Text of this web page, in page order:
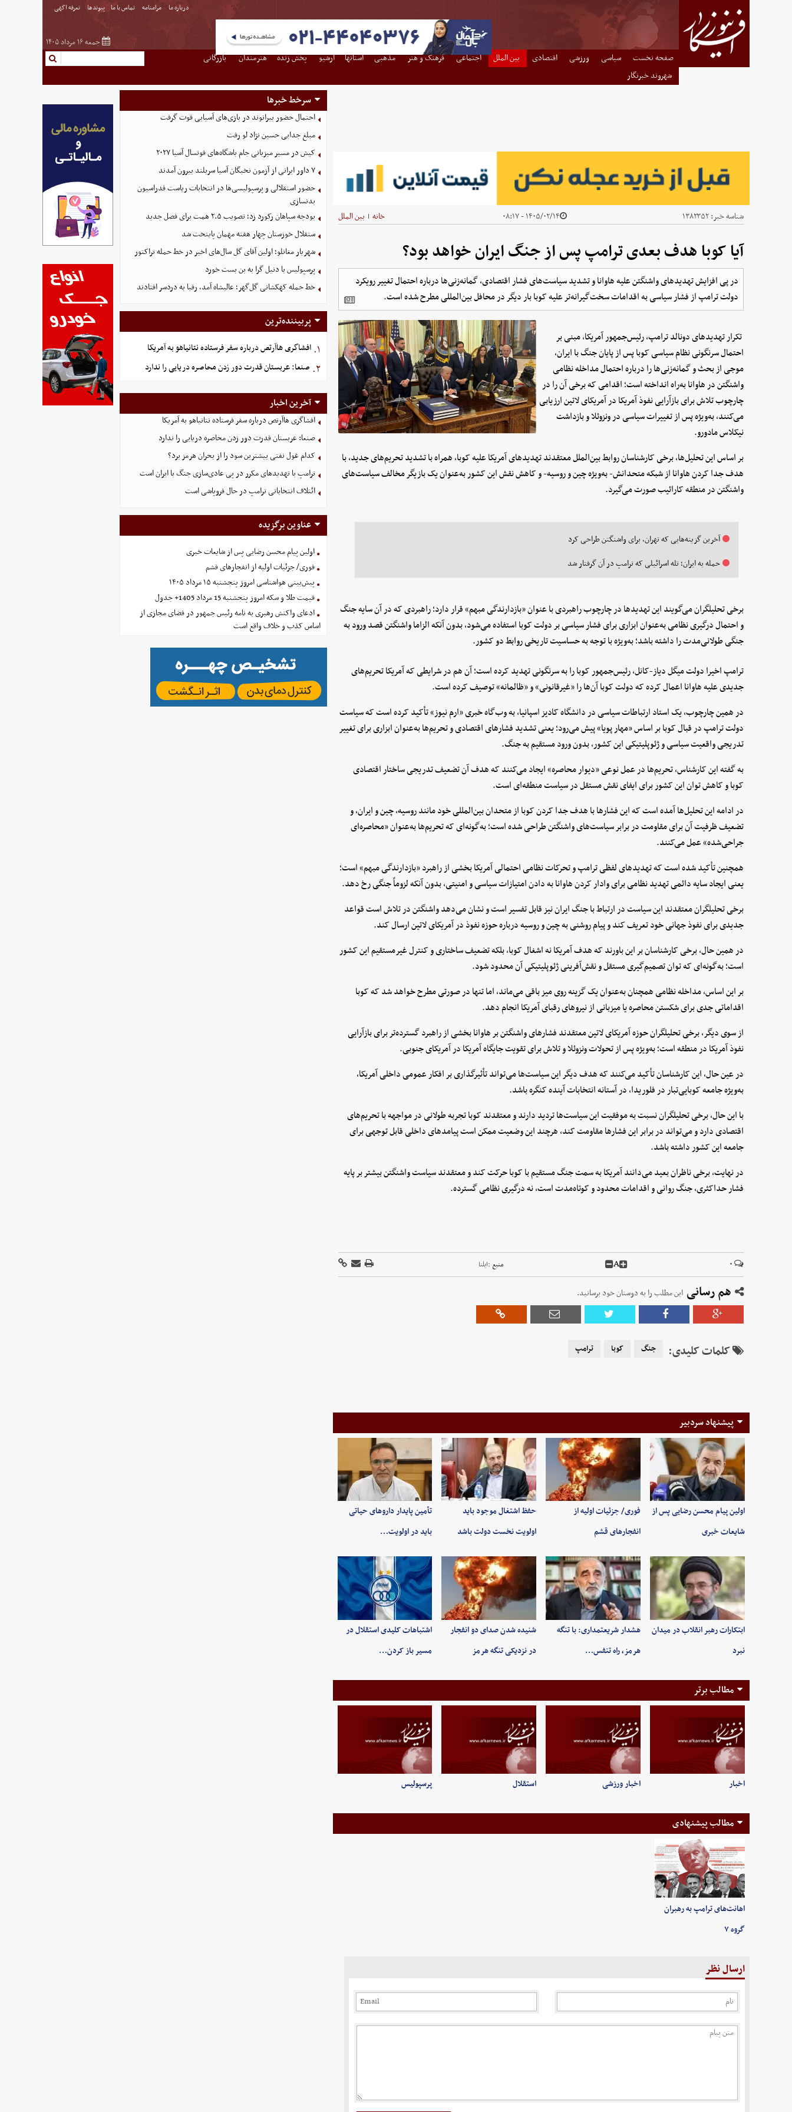
درباره ما مرامنامه تماس با ما پیوندها تعرفه اگهی
جمعه ۱۶ مرداد ۱۴۰۵
صفحه نخست سیاسی ورزشی اقتصادی بین الملل اجتماعی فرهنگ و هنر مذهبی استانها آرشیو پخش زنده هنرمندان
بازرگانی
شهروند خبرنگار
شناسه خبر:۱۳۸۲۳۵۲ ۱۴۰۵/۰۲/۱۴ - ۰۸:۱۷ خانه | بین الملل
آیا کوبا هدف بعدی ترامپ پس از جنگ ایران خواهد بود؟
در پی افزایش تهدیدهای واشنگتن علیه هاوانا و تشدید سیاست‌های فشار اقتصادی، گمانه‌زنی‌ها درباره احتمال تغییر رویکرد
دولت ترامپ از فشار سیاسی به اقدامات سخت‌گیرانه‌تر علیه کوبا بار دیگر در محافل بین‌المللی مطرح شده است.
تکرار تهدیدهای دونالد ترامپ، رئیس‌جمهور آمریکا، مبنی بر
احتمال سرنگونی نظام سیاسی کوبا پس از پایان جنگ با ایران،
موجی از بحث و گمانه‌زنی‌ها را درباره احتمال مداخله نظامی
واشنگتن در هاوانا به‌راه انداخته است؛ اقدامی که برخی آن را در
چارچوب تلاش برای بازآرایی نفوذ آمریکا در آمریکای لاتین ارزیابی
می‌کنند، به‌ویژه پس از تغییرات سیاسی در ونزوئلا و بازداشت
نیکلاس مادورو.
بر اساس این تحلیل‌ها، برخی کارشناسان روابط بین‌الملل معتقدند تهدیدهای آمریکا علیه کوبا، همراه با تشدید تحریم‌های جدید، با
هدف جدا کردن هاوانا از شبکه متحدانش- به‌ویژه چین و روسیه- و کاهش نقش این کشور به‌عنوان یک بازیگر مخالف سیاست‌های
واشنگتن در منطقه کارائیب صورت می‌گیرد.
آخرین گزینه‌هایی که تهران، برای واشنگتن طراحی کرد
حمله به ایران؛ تله‌ اسرائیلی که ترامپ در آن گرفتار شد
برخی تحلیلگران می‌گویند این تهدیدها در چارچوب راهبردی با عنوان «بازدارندگی مبهم» قرار دارد؛ راهبردی که در آن سایه جنگ
و احتمال درگیری نظامی به‌عنوان ابزاری برای فشار سیاسی بر دولت کوبا استفاده می‌شود، بدون آنکه الزاما واشنگتن قصد ورود به
جنگی طولانی‌مدت را داشته باشد؛ به‌ویژه با توجه به حساسیت تاریخی روابط دو کشور.
ترامپ اخیرا دولت میگل دیاز-کانل، رئیس‌جمهور کوبا را به سرنگونی تهدید کرده است؛ آن هم در شرایطی که آمریکا تحریم‌های
جدیدی علیه هاوانا اعمال کرده که دولت کوبا آن‌ها را «غیرقانونی» و «ظالمانه» توصیف کرده است.
در همین چارچوب، یک استاد ارتباطات سیاسی در دانشگاه کادیز اسپانیا، به وب‌گاه خبری «ارم نیوز» تأکید کرده است که سیاست
دولت ترامپ در قبال کوبا بر اساس «مهار پویا» پیش می‌رود؛ یعنی تشدید فشارهای اقتصادی و تحریم‌ها به‌عنوان ابزاری برای تغییر
تدریجی واقعیت سیاسی و ژئوپلیتیکی این کشور، بدون ورود مستقیم به جنگ.
به گفته این کارشناس، تحریم‌ها در عمل نوعی «دیوار محاصره» ایجاد می‌کنند که هدف آن تضعیف تدریجی ساختار اقتصادی
کوبا و کاهش توان این کشور برای ایفای نقش مستقل در سیاست منطقه‌ای است.
در ادامه این تحلیل‌ها آمده است که این فشارها با هدف جدا کردن کوبا از متحدان بین‌المللی خود مانند روسیه، چین و ایران، و
تضعیف ظرفیت آن برای مقاومت در برابر سیاست‌های واشنگتن طراحی شده است؛ به‌گونه‌ای که تحریم‌ها به‌عنوان «محاصره‌ای
جراحی‌شده» عمل می‌کنند.
همچنین تأکید شده است که تهدیدهای لفظی ترامپ و تحرکات نظامی احتمالی آمریکا بخشی از راهبرد «بازدارندگی مبهم» است؛
یعنی ایجاد سایه دائمی تهدید نظامی برای وادار کردن هاوانا به دادن امتیازات سیاسی و امنیتی، بدون آنکه لزوماً جنگی رخ دهد.
برخی تحلیلگران معتقدند این سیاست در ارتباط با جنگ ایران نیز قابل تفسیر است و نشان می‌دهد واشنگتن در تلاش است قواعد
جدیدی برای نفوذ جهانی خود تعریف کند و پیام روشنی به چین و روسیه درباره حوزه نفوذ در آمریکای لاتین ارسال کند.
در همین حال، برخی کارشناسان بر این باورند که هدف آمریکا نه اشغال کوبا، بلکه تضعیف ساختاری و کنترل غیرمستقیم این کشور
است؛ به‌گونه‌ای که توان تصمیم‌گیری مستقل و نقش‌آفرینی ژئوپلیتیکی آن محدود شود.
بر این اساس، مداخله نظامی همچنان به‌عنوان یک گزینه روی میز باقی می‌ماند، اما تنها در صورتی مطرح خواهد شد که کوبا
اقداماتی جدی برای شکستن محاصره یا میزبانی از نیروهای رقبای آمریکا انجام دهد.
از سوی دیگر، برخی تحلیلگران حوزه آمریکای لاتین معتقدند فشارهای واشنگتن بر هاوانا بخشی از راهبرد گسترده‌تر برای بازآرایی
نفوذ آمریکا در منطقه است؛ به‌ویژه پس از تحولات ونزوئلا و تلاش برای تقویت جایگاه آمریکا در آمریکای جنوبی.
در عین حال، این کارشناسان تأکید می‌کنند که هدف دیگر این سیاست‌ها می‌تواند تأثیرگذاری بر افکار عمومی داخلی آمریکا،
به‌ویژه جامعه کوبایی‌تبار در فلوریدا، در آستانه انتخابات آینده کنگره باشد.
با این حال، برخی تحلیلگران نسبت به موفقیت این سیاست‌ها تردید دارند و معتقدند کوبا تجربه طولانی در مواجهه با تحریم‌های
اقتصادی دارد و می‌تواند در برابر این فشارها مقاومت کند، هرچند این وضعیت ممکن است پیامدهای داخلی قابل توجهی برای
جامعه این کشور داشته باشد.
در نهایت، برخی ناظران بعید می‌دانند آمریکا به سمت جنگ مستقیم با کوبا حرکت کند و معتقدند سیاست واشنگتن بیشتر بر پایه
فشار حداکثری، جنگ روانی و اقدامات محدود و کوتاه‌مدت است، نه درگیری نظامی گسترده.
۰ A منبع :ایلنا
هم رسانی این مطلب را به دوستان خود برسانید.
کلمات کلیدی: جنگ کوبا ترامپ
پیشنهاد سردبیر
اولین پیام محسن رضایی پس از
شایعات خبری
فوری/ جزئیات اولیه از
انفجارهای قشم
حفظ اشتغال موجود باید
اولویت نخست دولت باشد
تأمین پایدار داروهای حیاتی
باید در اولویت…
ابتکارات رهبر انقلاب در میدان
نبرد
هشدار شریعتمداری: با تنگه
هرمز، راه تنفس…
شنیده شدن صدای دو انفجار
در نزدیکی تنگه هرمز
اشتباهات کلیدی استقلال در
مسیر باز کردن…
مطالب برتر
اخبار اخبار ورزشی استقلال پرسپولیس
مطالب پیشنهادی
اهانت‌های ترامپ به رهبران
گروه ۷
ارسال نظر
سرخط خبرها
احتمال حضور بیرانوند در بازی‌های آسیایی قوت گرفت
مبلغ جدایی حسین نژاد لو رفت
کیش در مسیر میزبانی جام باشگاه‌های فوتسال آسیا ۲۰۲۷
۷ داور ایرانی از آزمون نخبگان آسیا سربلند بیرون آمدند
حضور استقلالی و پرسپولیسی‌ها در انتخابات ریاست فدراسیون
بدنسازی
بودجه سپاهان رکورد زد؛ تصویب ۲.۵ همت برای فصل جدید
ستقلال خوزستان چهار هفته مهمان پایتخت شد
شهریار مغانلو؛ اولین آقای گل سال‌های اخیر در خط حمله تراکتور
پرسپولیس با دنیل گرا به بن بست خورد
خط حمله کهکشانی گل‌گهر؛ عالیشاه آمد، رقبا به دردسر افتادند
پربیننده‌ترین
۱. افشاگری هاآرتص درباره سفر فرستاده نتانیاهو به آمریکا
۲. صنعا: عربستان قدرت دور زدن محاصره دریایی را ندارد
آخرین اخبار
افشاگری هاآرتص درباره سفر فرستاده نتانیاهو به آمریکا
صنعا: عربستان قدرت دور زدن محاصره دریایی را ندارد
کدام غول نفتی بیشترین سود را از بحران هرمز برد؟
ترامپ با تهدیدهای مکرر در پی عادی‌سازی جنگ با ایران است
ائتلاف انتخاباتی ترامپ در حال فروپاشی است
عناوین برگزیده
اولین پیام محسن رضایی پس از شایعات خبری
فوری/ جزئیات اولیه از انفجارهای قشم
پیش‌بینی هواشناسی امروز پنجشنبه ۱۵ مرداد ۱۴۰۵
قیمت طلا و سکه امروز پنجشنبه 15 مرداد 1405+ جدول
ادعای واکنش رهبری به نامه رئیس جمهور در فضای مجازی از
اساس کذب و خلاف واقع است